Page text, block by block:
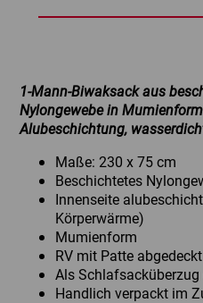
1-Mann-Biwaksack aus
Nylongewebe in
Alubeschichtung,
Maße: 230 x 75 cm
Beschichtetes
Innenseite
Körperwärme)
Mumienform
RV mit Patte abgedeckt
Als Schlafsacküberzug
Handlich verpackt im